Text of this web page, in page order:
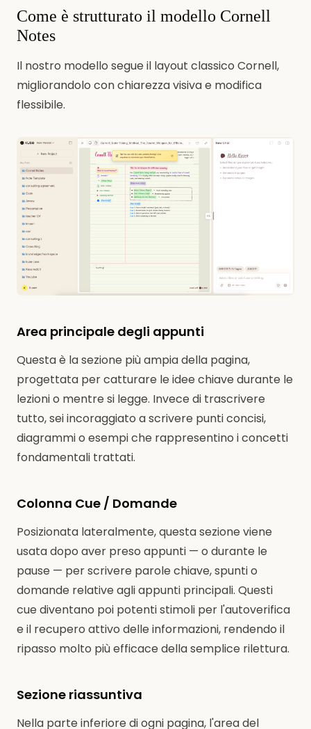
Come è strutturato il modello Cornell
Notes
Il nostro modello segue il layout classico Cornell,
migliorandolo con chiarezza visiva e modifica
flessibile.
Area principale degli appunti
Questa è la sezione più ampia della pagina,
progettata per catturare le idee chiave durante le
lezioni o mentre si legge. Invece di trascrivere
tutto, sei incoraggiato a scrivere punti concisi,
diagrammi o esempi che rappresentino i concetti
fondamentali trattati.
Colonna Cue / Domande
Posizionata lateralmente, questa sezione viene
usata dopo aver preso appunti — o durante le
pause — per scrivere parole chiave, spunti o
domande relative agli appunti principali. Questi
cue diventano poi potenti stimoli per l'autoverifica
e il recupero attivo delle informazioni, rendendo il
ripasso molto più efficace della semplice rilettura.
Sezione riassuntiva
Nella parte inferiore di ogni pagina, l'area del